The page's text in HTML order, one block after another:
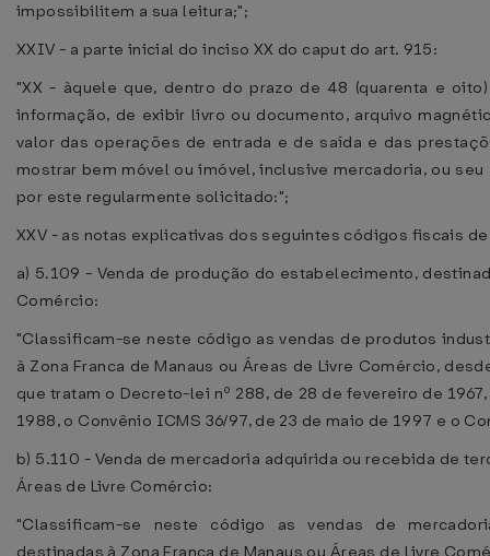
impossibilitem a sua leitura;";
XXIV - a parte inicial do inciso XX do caput do art. 915:
"XX - àquele que, dentro do prazo de 48 (quarenta e
informação, de exibir livro ou documento, arquivo
valor das operações de entrada e de saída e das
mostrar bem móvel ou imóvel, inclusive mercadoria, ou
por este regularmente solicitado:";
XXV - as notas explicativas dos seguintes códigos fiscais
a) 5.109 - Venda de produção do estabelecimento,
Comércio:
"Classificam-se neste código as vendas de produtos
à Zona Franca de Manaus ou Áreas de Livre Comércio,
que tratam o Decreto-lei nº 288, de 28 de fevereiro de
1988, o Convênio ICMS 36/97, de 23 de maio de 1997 e o
b) 5.110 - Venda de mercadoria adquirida ou recebida de
Áreas de Livre Comércio:
"Classificam-se neste código as vendas de